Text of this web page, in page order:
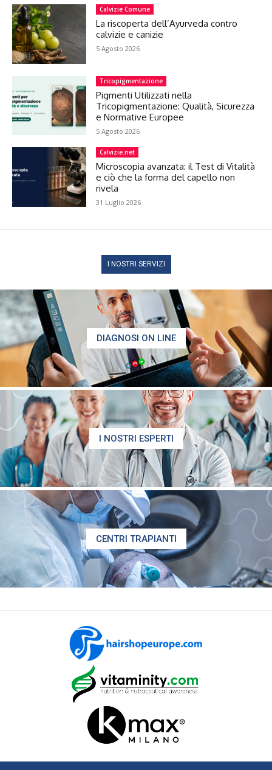
Calvizie Comune
La riscoperta dell’Ayurveda contro
calvizie e canizie
5 Agosto 2026
Tricopigmentazione
Pigmenti Utilizzati nella
Tricopigmentazione: Qualità, Sicurezza
e Normative Europee
5 Agosto 2026
Calvizie.net
Microscopia avanzata: il Test di Vitalità
e ciò che la forma del capello non
rivela
31 Luglio 2026
I NOSTRI SERVIZI
DIAGNOSI ON LINE
I NOSTRI ESPERTI
CENTRI TRAPIANTI